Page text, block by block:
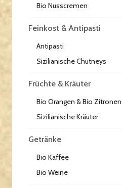
Bio Nusscremen
Feinkost & Antipasti
Antipasti
Sizilianische Chutneys
Früchte & Kräuter
Bio Orangen & Bio Zitronen
Sizilianische Kräuter
Getränke
Bio Kaffee
Bio Weine